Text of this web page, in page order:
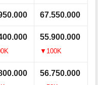
67.550.000
55.900.000
▼100K
56.750.000